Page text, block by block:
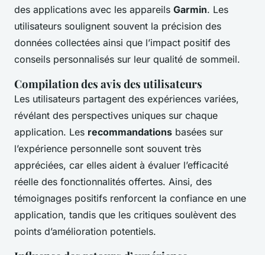
des applications avec les appareils Garmin. Les
utilisateurs soulignent souvent la précision des
données collectées ainsi que l’impact positif des
conseils personnalisés sur leur qualité de sommeil.
Compilation des avis des utilisateurs
Les utilisateurs partagent des expériences variées,
révélant des perspectives uniques sur chaque
application. Les recommandations basées sur
l’expérience personnelle sont souvent très
appréciées, car elles aident à évaluer l’efficacité
réelle des fonctionnalités offertes. Ainsi, des
témoignages positifs renforcent la confiance en une
application, tandis que les critiques soulèvent des
points d’amélioration potentiels.